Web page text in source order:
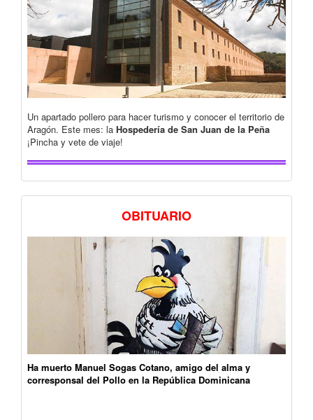
Un apartado pollero para hacer turismo y conocer el territorio de
Aragón. Este mes: la Hospedería de San Juan de la Peña
¡Pincha y vete de viaje!
OBITUARIO
Ha muerto Manuel Sogas Cotano, amigo del alma y
corresponsal del Pollo en la República Dominicana